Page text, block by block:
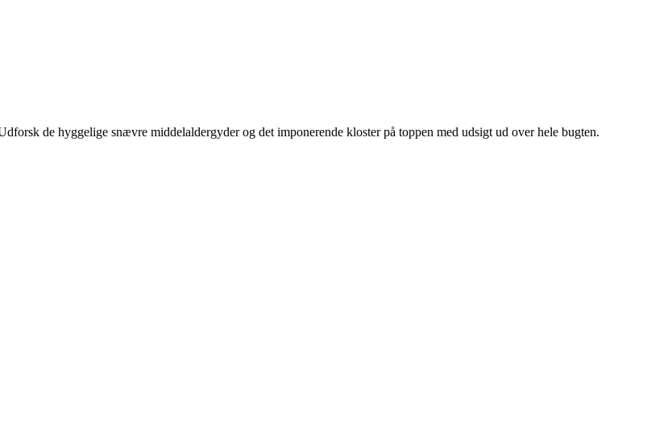
de hyggelige snævre middelaldergyder og det imponerende kloster på toppen med udsigt ud over hele bugten.